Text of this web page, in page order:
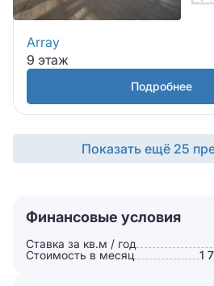
Array
9 этаж
Подробнее
Показать ещё 25
Финансовые условия
Ставка за кв.м / год
Стоимость в месяц
1